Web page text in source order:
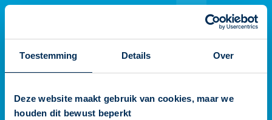
Toestemming Details Over
Deze website maakt gebruik van cookies, maar we
houden dit bewust beperkt
Er is iets fout gegaan
Probeer het later opnieuw